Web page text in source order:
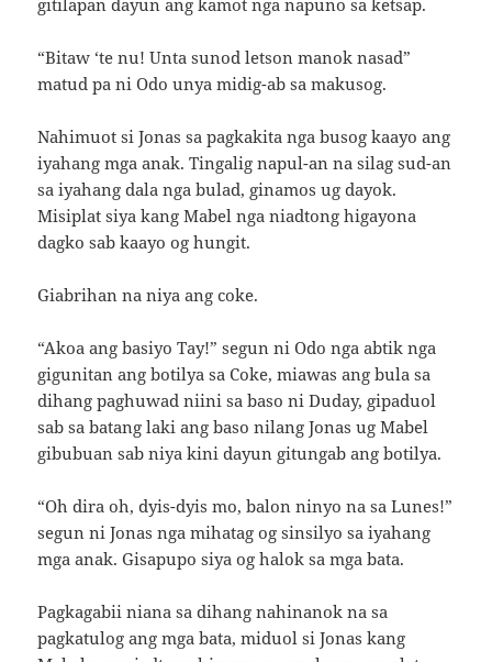
gitilapan dayun ang kamot nga napuno sa ketsap.
“Bitaw ‘te nu! Unta sunod letson manok nasad”
matud pa ni Odo unya midig-ab sa makusog.
Nahimuot si Jonas sa pagkakita nga busog kaayo ang
iyahang mga anak. Tingalig napul-an na silag sud-an
sa iyahang dala nga bulad, ginamos ug dayok.
Misiplat siya kang Mabel nga niadtong higayona
dagko sab kaayo og hungit.
Giabrihan na niya ang coke.
“Akoa ang basiyo Tay!” segun ni Odo nga abtik nga
gigunitan ang botilya sa Coke, miawas ang bula sa
dihang paghuwad niini sa baso ni Duday, gipaduol
sab sa batang laki ang baso nilang Jonas ug Mabel
gibubuan sab niya kini dayun gitungab ang botilya.
“Oh dira oh, dyis-dyis mo, balon ninyo na sa Lunes!”
segun ni Jonas nga mihatag og sinsilyo sa iyahang
mga anak. Gisapupo siya og halok sa mga bata.
Pagkagabii niana sa dihang nahinanok na sa
pagkatulog ang mga bata, miduol si Jonas kang